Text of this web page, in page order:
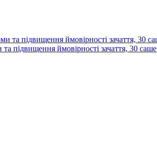
підвищення ймовірності зачаття, 30 саше